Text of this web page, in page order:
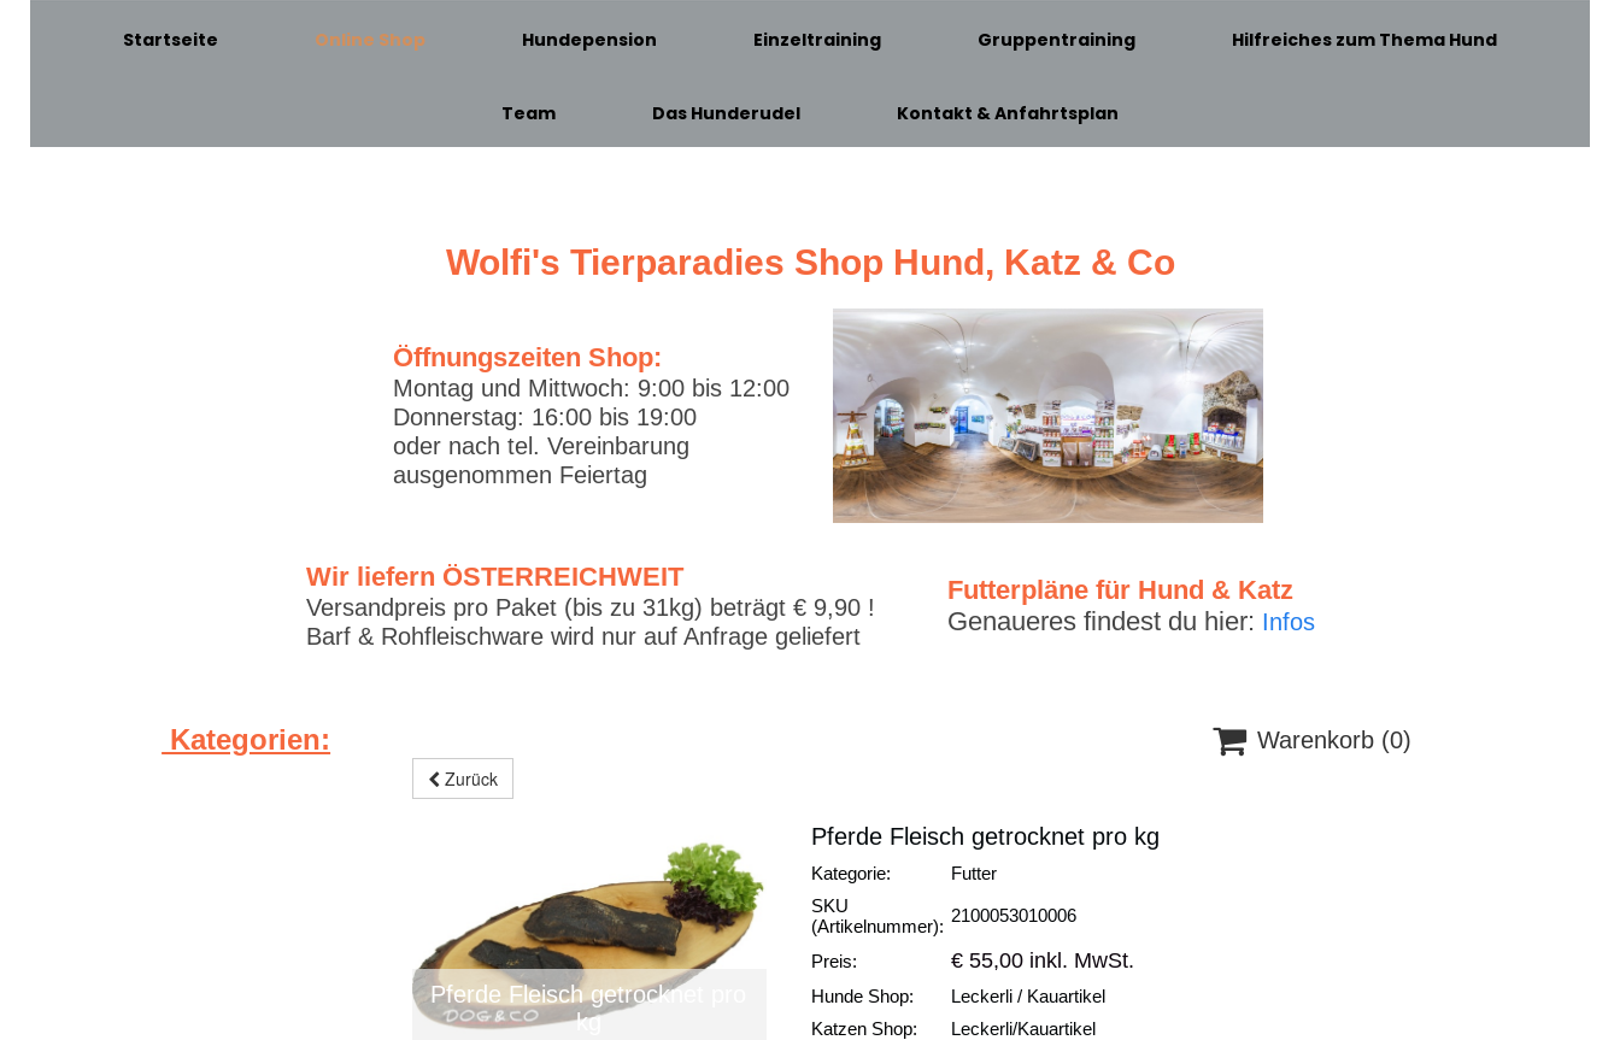
Startseite Online Shop Hundepension Einzeltraining Gruppentraining Hilfreiches zum Thema Hund
Team Das Hunderudel Kontakt & Anfahrtsplan
Wolfi's Tierparadies Shop Hund, Katz & Co
Öffnungszeiten Shop:
Montag und Mittwoch: 9:00 bis 12:00
Donnerstag: 16:00 bis 19:00
oder nach tel. Vereinbarung
ausgenommen Feiertag
Wir liefern ÖSTERREICHWEIT
Versandpreis pro Paket (bis zu 31kg) beträgt € 9,90 !
Barf & Rohfleischware wird nur auf Anfrage geliefert
Futterpläne für Hund & Katz
Genaueres findest du hier: Infos
Kategorien:  Warenkorb (0)
Zurück
Pferde Fleisch getrocknet pro
kg
Pferde Fleisch getrocknet pro kg
Kategorie:
Futter
SKU
(Artikelnummer):
2100053010006
Preis: € 55,00 inkl. MwSt.
Hunde Shop:
Leckerli / Kauartikel
Katzen Shop:
Leckerli/Kauartikel